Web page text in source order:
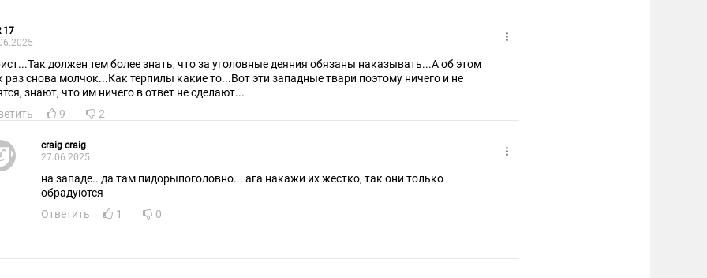
17
должен тем более знать, что за уголовные деяния обязаны наказывать...А об этом
раз снова молчок...Как терпилы какие то...Вот эти западные твари поэтому ничего и не
знают, что им ничего в ответ не сделают...
9 2
craig craig
27.06.2025
на западе.. да там пидорыпоголовно... ага накажи их жестко, так они только
обрадуются
Ответить
1 0